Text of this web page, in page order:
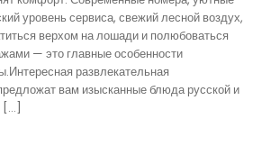
уровень сервиса, свежий лесной воздух,
верхом на лошади и полюбоваться
— это главные особенности
развлекательная
вам изысканные блюда русской и
[…]